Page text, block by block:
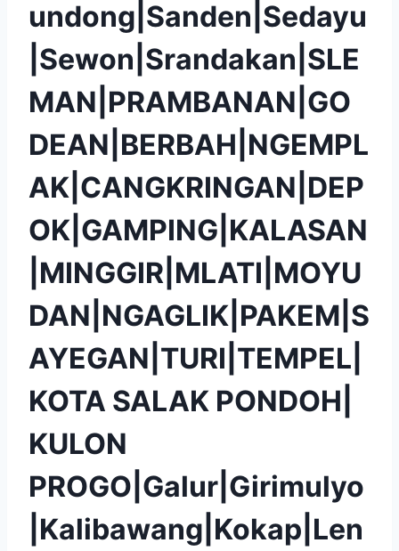
undong|Sanden|Sedayu
|Sewon|Srandakan|SLE
MAN|PRAMBANAN|GO
DEAN|BERBAH|NGEMPL
AK|CANGKRINGAN|DEP
OK|GAMPING|KALASAN
|MINGGIR|MLATI|MOYU
DAN|NGAGLIK|PAKEM|S
AYEGAN|TURI|TEMPEL|
KOTA SALAK PONDOH|
KULON
PROGO|Galur|Girimulyo
|Kalibawang|Kokap|Len